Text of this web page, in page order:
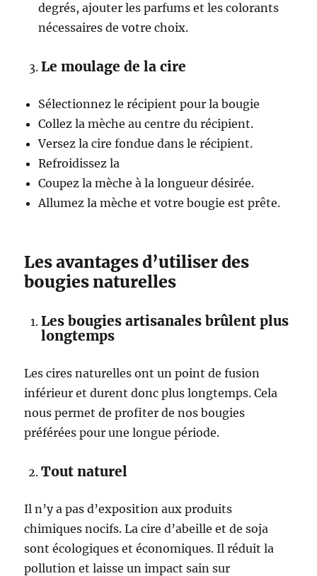
degrés, ajouter les parfums et les colorants
nécessaires de votre choix.
Le moulage de la cire
Sélectionnez le récipient pour la bougie
Collez la mèche au centre du récipient.
Versez la cire fondue dans le récipient.
Refroidissez la
Coupez la mèche à la longueur désirée.
Allumez la mèche et votre bougie est prête.
Les avantages d’utiliser des
bougies naturelles
Les bougies artisanales brûlent plus
longtemps
Les cires naturelles ont un point de fusion
inférieur et durent donc plus longtemps. Cela
nous permet de profiter de nos bougies
préférées pour une longue période.
Tout naturel
Il n’y a pas d’exposition aux produits
chimiques nocifs. La cire d’abeille et de soja
sont écologiques et économiques. Il réduit la
pollution et laisse un impact sain sur